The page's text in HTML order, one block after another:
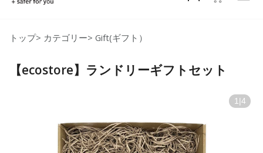
トップ> カテゴリー> Gift(ギフト）
【ecostore】ランドリーギフトセット
1 |4